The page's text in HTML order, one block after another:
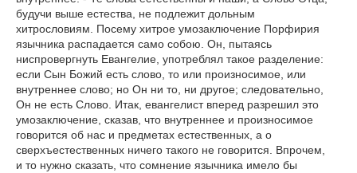
будучи выше естества, не подлежит дольным
хитрословиям. Посему хитрое умозаключение Порфирия
язычника распадается само собою. Он, пытаясь
ниспровергнуть Евангелие, употреблял такое разделение:
если Сын Божий есть слово, то или произносимое, или
внутреннее слово; но Он ни то, ни другое; следовательно,
Он не есть Слово. Итак, евангелист вперед разрешил это
умозаключение, сказав, что внутреннее и произносимое
говорится об нас и предметах естественных, а о
сверхъестественных ничего такого не говорится. Впрочем,
и то нужно сказать, что сомнение язычника имело бы